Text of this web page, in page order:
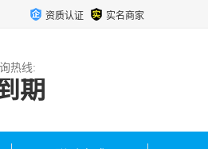
资质认证 实名商家
热线:
期